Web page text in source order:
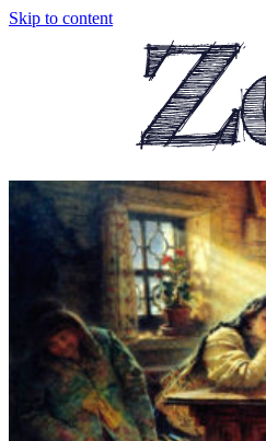
Skip to content